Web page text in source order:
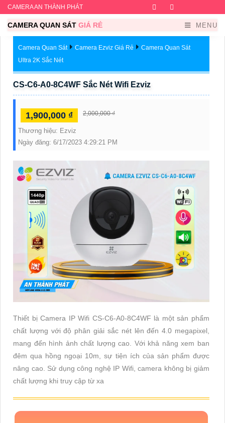
CAMERA AN THÀNH PHÁT Facebook
CAMERA QUAN SÁT GIÁ RẺ MENU
Camera Quan Sát Camera Ezviz Giá Rẻ
Camera Quan Sát
Ultra 2K Sắc Nét
CS-C6-A0-8C4WF Sắc Nét Wifi Ezviz
1,900,000 ₫ 2,000,000 ₫
Thương hiệu: Ezviz
Ngày đăng: 6/17/2023 4:29:21 PM
Thiết bị Camera IP Wifi CS-C6-A0-8C4WF là một sản phẩm
chất lượng với độ phân giải sắc nét lên đến 4.0 megapixel,
mang đến hình ảnh chất lượng cao. Với khả năng xem ban
đêm qua hồng ngoại 10m, sự tiện ích của sản phẩm được
nâng cao. Sử dụng công nghệ IP Wifi, camera không bị giảm
chất lượng khi truy cập từ xa